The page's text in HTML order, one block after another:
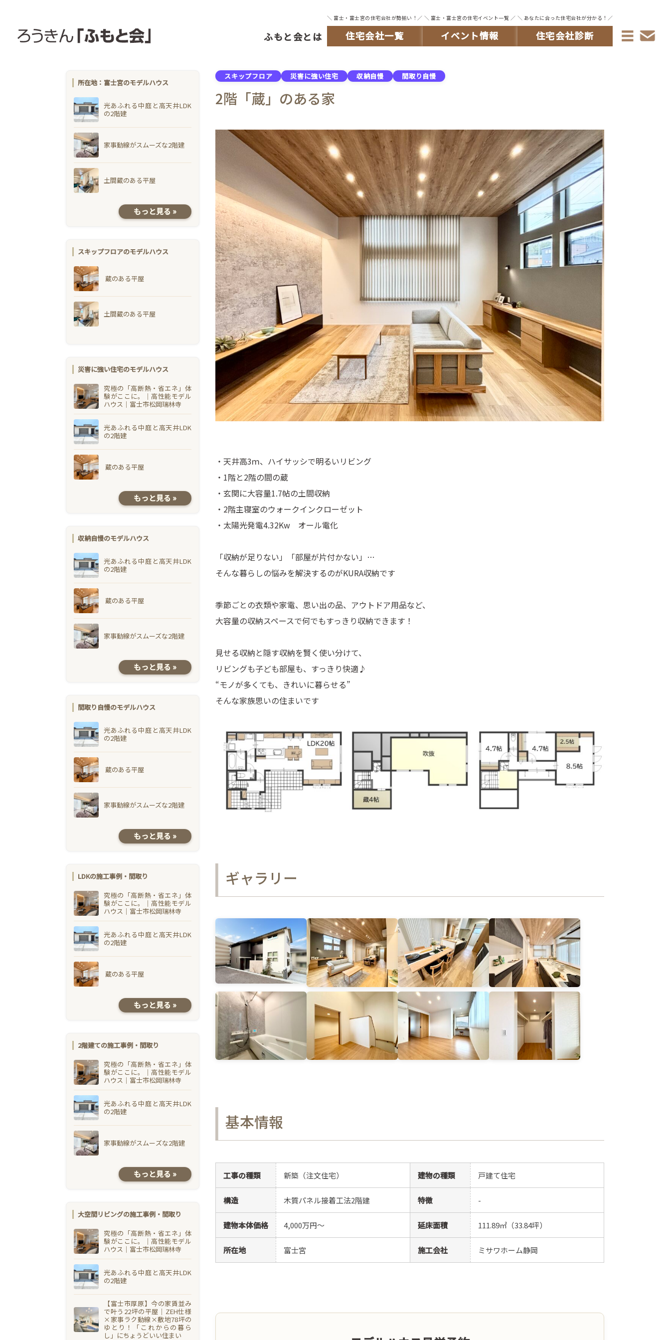
ふもと会とは
＼ 富士・富士宮の住宅会社が勢揃い！／
住宅会社一覧
＼ 富士・富士宮の住宅イベント一覧 ／
イベント情報
＼ あなたに合った住宅会社が分かる！／
住宅会社診断
所在地：富士宮のモデルハウス
光あふれる中庭と高天井LDK
の2階建
家事動線がスムーズな2階建
土間蔵のある平屋
もっと見る »
スキップフロアのモデルハウス
蔵のある平屋
土間蔵のある平屋
災害に強い住宅のモデルハウス
究極の「高断熱・省エネ」体
験がここに。｜高性能モデル
ハウス｜富士市松岡瑞林寺
光あふれる中庭と高天井LDK
の2階建
蔵のある平屋
もっと見る »
収納自慢のモデルハウス
光あふれる中庭と高天井LDK
の2階建
蔵のある平屋
家事動線がスムーズな2階建
もっと見る »
間取り自慢のモデルハウス
光あふれる中庭と高天井LDK
の2階建
蔵のある平屋
家事動線がスムーズな2階建
もっと見る »
LDKの施工事例・間取り
究極の「高断熱・省エネ」体
験がここに。｜高性能モデル
ハウス｜富士市松岡瑞林寺
光あふれる中庭と高天井LDK
の2階建
蔵のある平屋
もっと見る »
2階建ての施工事例・間取り
究極の「高断熱・省エネ」体
験がここに。｜高性能モデル
ハウス｜富士市松岡瑞林寺
光あふれる中庭と高天井LDK
の2階建
家事動線がスムーズな2階建
もっと見る »
大空間リビングの施工事例・間取り
究極の「高断熱・省エネ」体
験がここに。｜高性能モデル
ハウス｜富士市松岡瑞林寺
光あふれる中庭と高天井LDK
の2階建
【富士市厚原】今の家賃並み
で叶う22坪の平屋｜ZEH仕様
×家事ラク動線×敷地78坪の
ゆとり！「これからの暮ら
し」にちょうどいい住まい
スキップフロア 災害に強い住宅 収納自慢 間取り自慢
2階「蔵」のある家
・天井高3ｍ、ハイサッシで明るいリビング
・1階と2階の間の蔵
・玄関に大容量1.7帖の土間収納
・2階主寝室のウォークインクローゼット
・太陽光発電4.32Kw オール電化
「収納が足りない」「部屋が片付かない」…
そんな暮らしの悩みを解決するのがKURA収納です
季節ごとの衣類や家電、思い出の品、アウトドア用品など、
大容量の収納スペースで何でもすっきり収納できます！
見せる収納と隠す収納を賢く使い分けて、
リビングも子ども部屋も、すっきり快適♪
“モノが多くても、きれいに暮らせる”
そんな家族思いの住まいです
ギャラリー
基本情報
工事の種類 新築（注文住宅） 建物の種類 戸建て住宅
構造 木質パネル接着工法2階建 特徴 -
建物本体価格 4,000万円〜 延床面積 111.89㎡（33.84坪）
所在地 富士宮 施工会社 ミサワホーム静岡